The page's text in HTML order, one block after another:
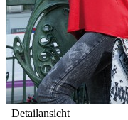
Detailansicht